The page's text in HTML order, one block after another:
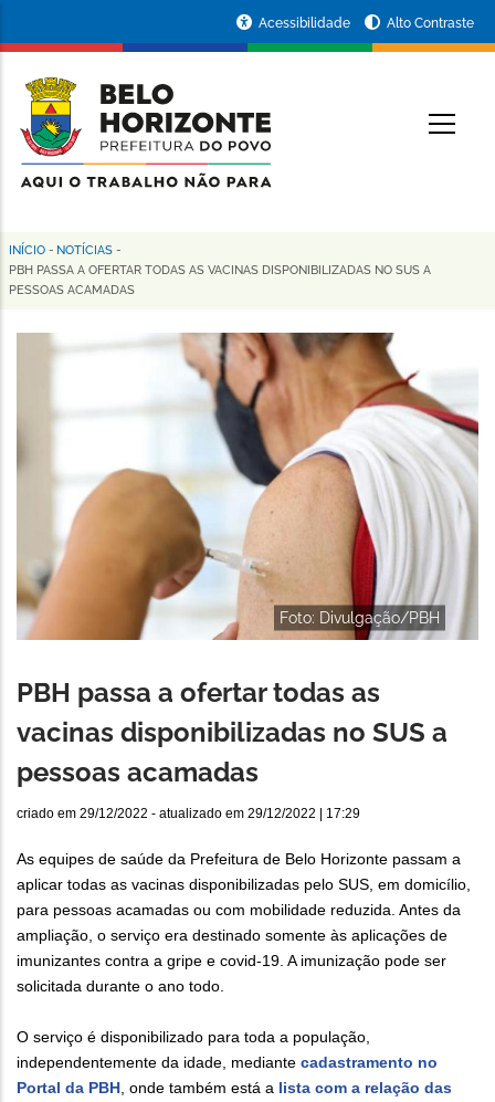
conteúdo
principal
da
Prefeitura
de
Horizonte
Acessibilidade Alto Contraste
Trilha
de
navegação
INÍCIO - NOTÍCIAS -
PBH PASSA A OFERTAR TODAS AS VACINAS DISPONIBILIZADAS NO SUS A
PESSOAS ACAMADAS
Foto: Divulgação/PBH
PBH passa a ofertar todas as
vacinas disponibilizadas no SUS a
pessoas acamadas
criado em 29/12/2022 - atualizado em 29/12/2022 | 17:29
As equipes de saúde da Prefeitura de Belo Horizonte passam a
aplicar todas as vacinas disponibilizadas pelo SUS, em domicílio,
para pessoas acamadas ou com mobilidade reduzida. Antes da
ampliação, o serviço era destinado somente às aplicações de
imunizantes contra a gripe e covid-19. A imunização pode ser
solicitada durante o ano todo.
O serviço é disponibilizado para toda a população,
independentemente da idade, mediante cadastramento no
Portal da PBH, onde também está a lista com a relação das